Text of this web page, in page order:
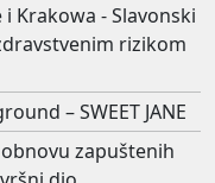
Krakowa - Slavonski
rizikom
– SWEET JANE
zapuštenih